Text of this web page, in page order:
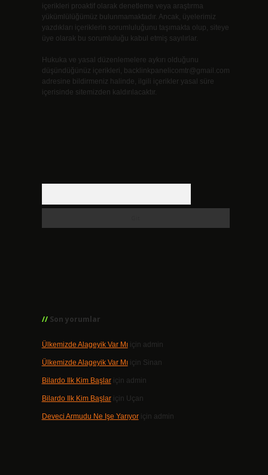
içerikleri proaktif olarak denetleme veya araştırma
yükümlülüğümüz bulunmamaktadır. Ancak, üyelerimiz
yazdıkları içeriklerin sorumluluğunu taşımakta olup, siteye
üye olarak bu sorumluluğu kabul etmiş sayılırlar.
Hukuka ve yasal düzenlemelere aykırı olduğunu
düşündüğünüz içerikleri, backlinkpanelicomtr@gmail.com
adresine bildirmeniz halinde, ilgili içerikler yasal süre
içerisinde sitemizden kaldırılacaktır.
Son yorumlar
Ülkemizde Alageyik Var Mıiçin admin
Ülkemizde Alageyik Var Mıiçin Sinan
Bilardo Ilk Kim Başlariçin admin
Bilardo Ilk Kim Başlariçin Uçan
Deveci Armudu Ne Işe Yarıyoriçin admin